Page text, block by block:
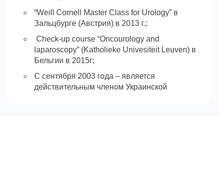
Transplantology named after O.O.Shalimov.
Kiev, Ukraine. March-April 2010.
Laparoscopy courses.
Department of Urology, Kiev regional
hospital.
Kiev, Ukraine. September 2007 – August
2008. Clinical ordinature in urology.
“Weill Cornell Master Class for Urology” в
Зальцбурге (Австрия) в 2013 г.;
Check-up course “Oncourology and
laparoscopy” (Katholieke Univesiteit Leuven) в
Бельгии в 2015г;
С сентября 2003 года – является
действительным членом Украинской